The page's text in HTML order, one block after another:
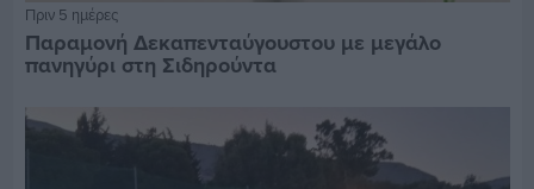
Πριν 5 ημέρες
Παραμονή Δεκαπενταύγουστου με μεγάλο
πανηγύρι στη Σιδηρούντα